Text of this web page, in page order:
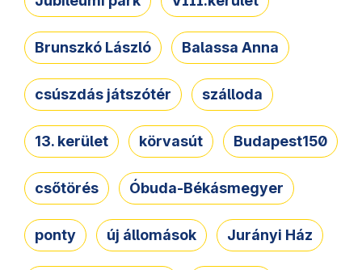
Brunszkó László Balassa Anna
csúszdás játszótér szálloda
13. kerület körvasút Budapest150
csőtörés Óbuda-Békásmegyer
ponty új állomások Jurányi Ház